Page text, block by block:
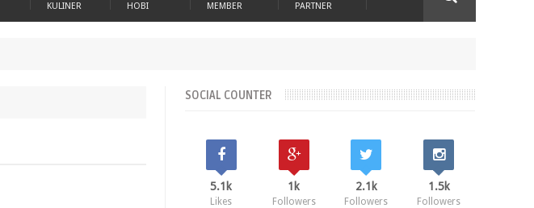
KULINER HOBI MEMBER PARTNER
SOCIAL COUNTER
5.1k
Likes
1k
Followers
2.1k
Followers
1.5k
Followers